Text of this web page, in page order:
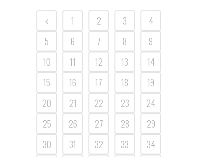
1 2 3
4
5
6 7 8
9
10
11 12 13
14
15
16 17 18
19
20
21 22 23
24
25
26 27 28
29
30
31 32 33
34